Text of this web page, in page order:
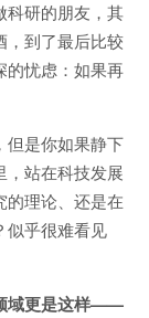
科研的朋友，其
，到了最后比较
的忧虑：如果再
但是你如果静下
，站在科技发展
的理论、还是在
似乎很难看见
域更是这样——